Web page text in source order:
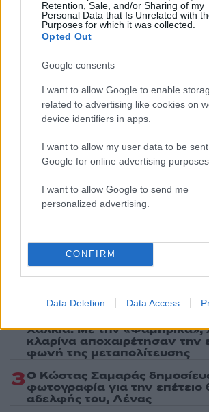
Retention, Sale, and/or Sharing of my
Personal Data that Is Unrelated with
Purposes for which it was collected.
Opted Out
Google consents
I want to allow Google to enable
related to advertising like cookies on
device identifiers in apps.
I want to allow my user data to be
Google for online advertising purposes.
I want to allow Google to send me
personalized advertising.
CONFIRM
Data Deletion Data Access
Πολιτική Απορρήτου& Όροι Χρήσηςτης Google.
Ελλάδα
LOCKDOWN
MEGA
ΑΝΤΙΠΟΛΙΤΕΥΣΗ
Share:
ενημερωθείτε πρώτοι για όλη την
τελευταία νέατης ημέρας
Πιο δημοφιλή
1 Έφυγαν οι συνεργάτες,
«Ελπίδα για τη Δημοκρατία»
2Χαλκιά: Με την «Φάμπρικα»,
κλαρίνα αποχαιρέτησαν την
φωνή της μεταπολίτευσης
3Ο Κώστας Σαμαράς
φωτογραφία για την επέτειο
αδελφής του, Λένας